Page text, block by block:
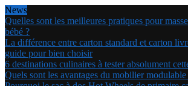
News
Quelles sont les meilleures pratiques pour
bébé ?
La différence entre carton standard et carton
guide pour bien choisir
6 destinations culinaires à tester absolument
Quels sont les avantages du mobilier modulable